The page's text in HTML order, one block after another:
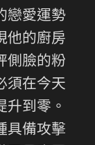
戀愛運勢
他的廚房
側臉的粉
須在今天
升到零。
具備攻擊